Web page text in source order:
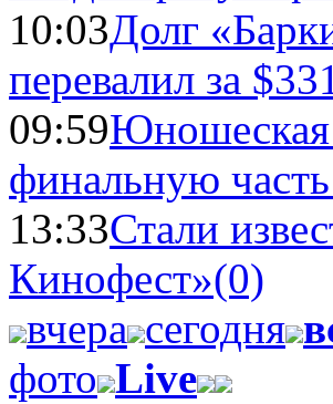
10:03Долг
перевалил за
09:59Юношеская
финальную
13:33Стали
Кинофест»(0)
вчера сегодня
фото Live